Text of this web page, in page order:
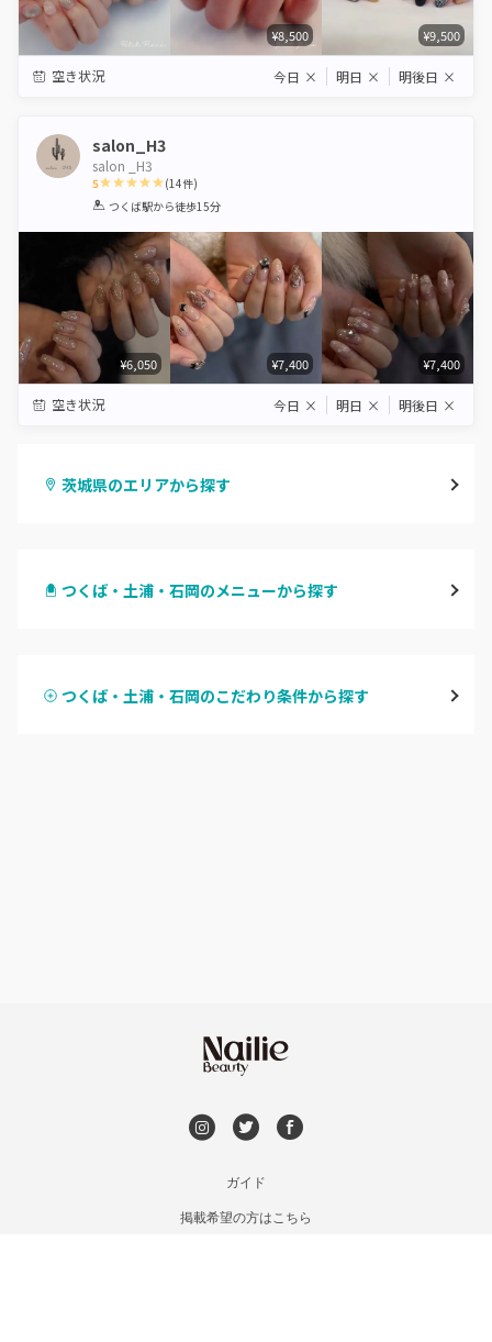
¥8,500 ¥9,500
空き状況 今日 × 明日 × 明後日 ×
salon_H3
salon _H3
5
1 2 3 4 5
(14件)
つくば駅から徒歩15分
¥6,050 ¥7,400 ¥7,400
空き状況 今日 × 明日 × 明後日 ×
茨城県のエリアから探す
つくば・土浦・石岡のメニューから探す
つくば・土浦・石岡のこだわり条件から探す
ガイド
掲載希望の方はこちら